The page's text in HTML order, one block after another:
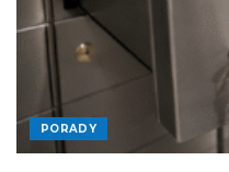
PORADY